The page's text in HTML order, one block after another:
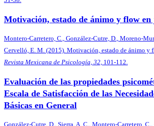
Motivación, estado de ánimo y flow en
Montero-Carretero, C., González-Cutre, D., Moreno-
Cervelló, E. M. (2015). Motivación, estado de ánimo y
Revista Mexicana de Psicología, 32, 101-112.
Evaluación de las propiedades
Escala de Satisfacción de las
Básicas en General
González-Cutre, D., Sierra, A. C., Montero-Carretero,